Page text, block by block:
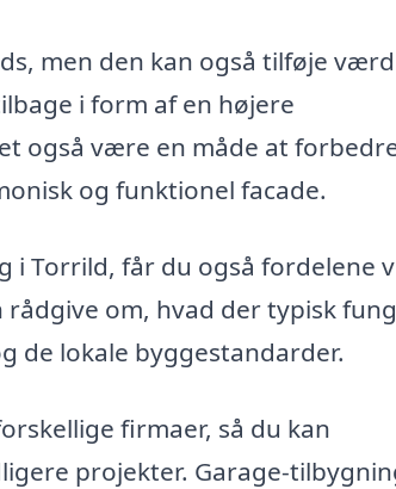
men den kan også tilføje
i form af en højere
også være en måde at
og funktionel facade.
i Torrild, får du også fordelene
om, hvad der typisk
de lokale byggestandarder.
firmaer, så du kan
projekter. Garage-